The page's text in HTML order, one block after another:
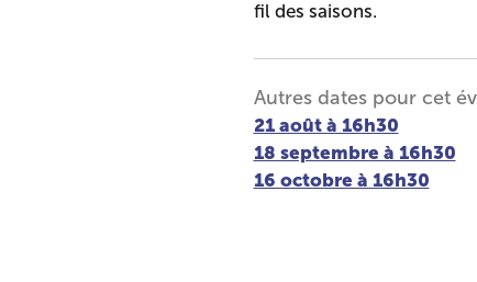
fil des saisons.
Autres dates pour cet
21 août à 16h30
18 septembre à 16h30
16 octobre à 16h30